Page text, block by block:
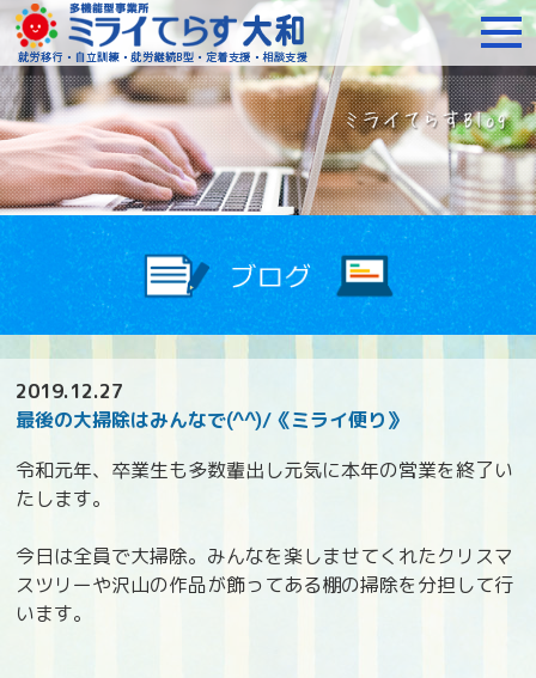
障がいをお持ちの方へ
2019.12.27
最後の大掃除はみんなで(^^)/《ミライ便り》
令和元年、卒業生も多数輩出し元気に本年の営業を終了い
たします。
今日は全員で大掃除。みんなを楽しませてくれたクリスマ
スツリーや沢山の作品が飾ってある棚の掃除を分担して行
います。